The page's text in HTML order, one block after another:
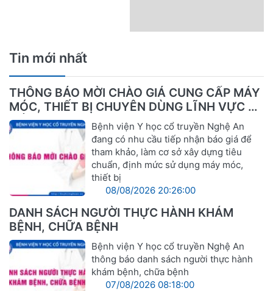
Tin mới nhất
THÔNG BÁO MỜI CHÀO GIÁ CUNG CẤP MÁY
MÓC, THIẾT BỊ CHUYÊN DÙNG LĨNH VỰC Y
TẾ
Bệnh viện Y học cổ truyền Nghệ An
đang có nhu cầu tiếp nhận báo giá để
tham khảo, làm cơ sở xây dựng tiêu
chuẩn, định mức sử dụng máy móc,
thiết bị
08/08/2026 20:26:00
DANH SÁCH NGƯỜI THỰC HÀNH KHÁM
BỆNH, CHỮA BỆNH
Bệnh viện Y học cổ truyền Nghệ An
thông báo danh sách người thực hành
khám bệnh, chữa bệnh
07/08/2026 08:18:00